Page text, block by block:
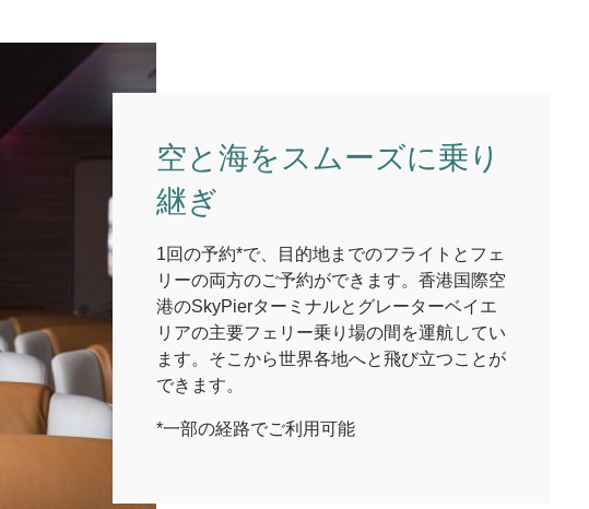
空と海をスムーズに乗り
継ぎ
1回の予約*で、目的地までのフライトとフェ
リーの両方のご予約ができます。香港国際空
港のSkyPierターミナルとグレーターベイエ
リアの主要フェリー乗り場の間を運航してい
ます。そこから世界各地へと飛び立つことが
できます。
*一部の経路でご利用可能